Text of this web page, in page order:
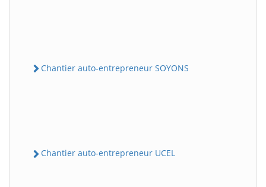
Chantier auto-entrepreneur SOYONS
Chantier auto-entrepreneur UCEL